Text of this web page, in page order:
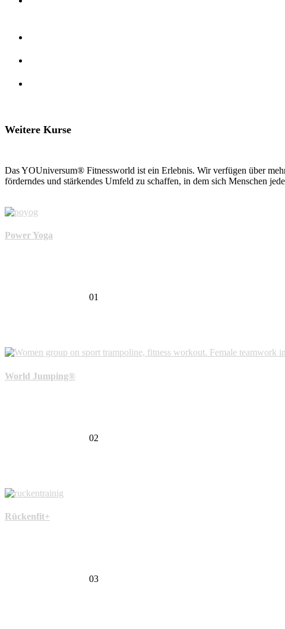
Weitere Kurse
Das YOUniversum® Fitnessworld ist ein Erlebnis. Wir verfügen über
förderndes und stärkendes Umfeld zu schaffen, in dem sich Menschen
Power Yoga
01
World Jumping®
02
Rückenfit+
03